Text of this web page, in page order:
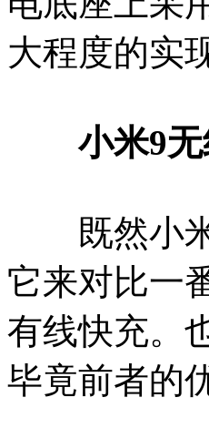
大程度的实
小米9
既然小米9
它来对比一
有线快充。
毕竟前者的